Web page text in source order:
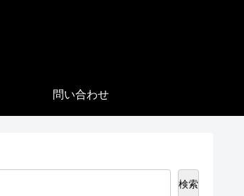
問い合わせ
検索